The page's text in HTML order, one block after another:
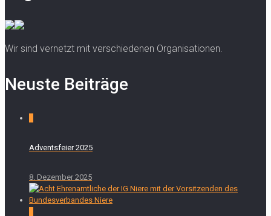
Wir sind vernetzt mit verschiedenen Organisationen.
Neuste Beiträge
Adventsfeier 2025
8. Dezember 2025